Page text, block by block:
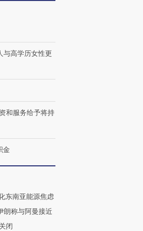
走私7万
视线｜被称为“蟑螂”的印
找100种
式·第三对
【商旅对话】华住集团
CFO：不靠规模取胜，华
住三大增长引擎是什么？
与高学历女性更
和服务给予将持
金
东南亚能源焦虑
朗称与阿曼接近
闭